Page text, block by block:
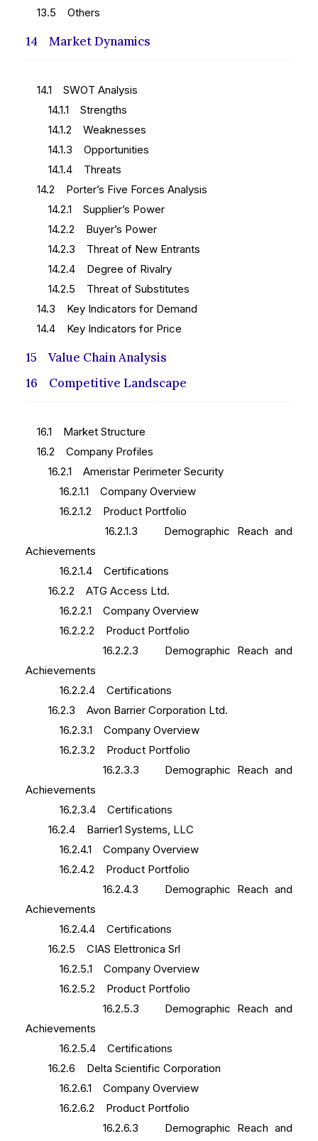
13.5 Others
14 Market Dynamics
14.1 SWOT Analysis
14.1.1 Strengths
14.1.2 Weaknesses
14.1.3 Opportunities
14.1.4 Threats
14.2 Porter’s Five Forces Analysis
14.2.1 Supplier’s Power
14.2.2 Buyer’s Power
14.2.3 Threat of New Entrants
14.2.4 Degree of Rivalry
14.2.5 Threat of Substitutes
14.3 Key Indicators for Demand
14.4 Key Indicators for Price
15 Value Chain Analysis
16 Competitive Landscape
16.1 Market Structure
16.2 Company Profiles
16.2.1 Ameristar Perimeter Security
16.2.1.1 Company Overview
16.2.1.2 Product Portfolio
16.2.1.3 Demographic Reach and
Achievements
16.2.1.4 Certifications
16.2.2 ATG Access Ltd.
16.2.2.1 Company Overview
16.2.2.2 Product Portfolio
16.2.2.3 Demographic Reach and
Achievements
16.2.2.4 Certifications
16.2.3 Avon Barrier Corporation Ltd.
16.2.3.1 Company Overview
16.2.3.2 Product Portfolio
16.2.3.3 Demographic Reach and
Achievements
16.2.3.4 Certifications
16.2.4 Barrier1 Systems, LLC
16.2.4.1 Company Overview
16.2.4.2 Product Portfolio
16.2.4.3 Demographic Reach and
Achievements
16.2.4.4 Certifications
16.2.5 CIAS Elettronica Srl
16.2.5.1 Company Overview
16.2.5.2 Product Portfolio
16.2.5.3 Demographic Reach and
Achievements
16.2.5.4 Certifications
16.2.6 Delta Scientific Corporation
16.2.6.1 Company Overview
16.2.6.2 Product Portfolio
16.2.6.3 Demographic Reach and